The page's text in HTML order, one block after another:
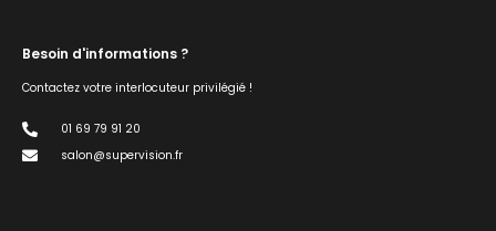
Besoin d'informations ?
Contactez votre interlocuteur privilégié !
01 69 79 91 20
salon@supervision.fr